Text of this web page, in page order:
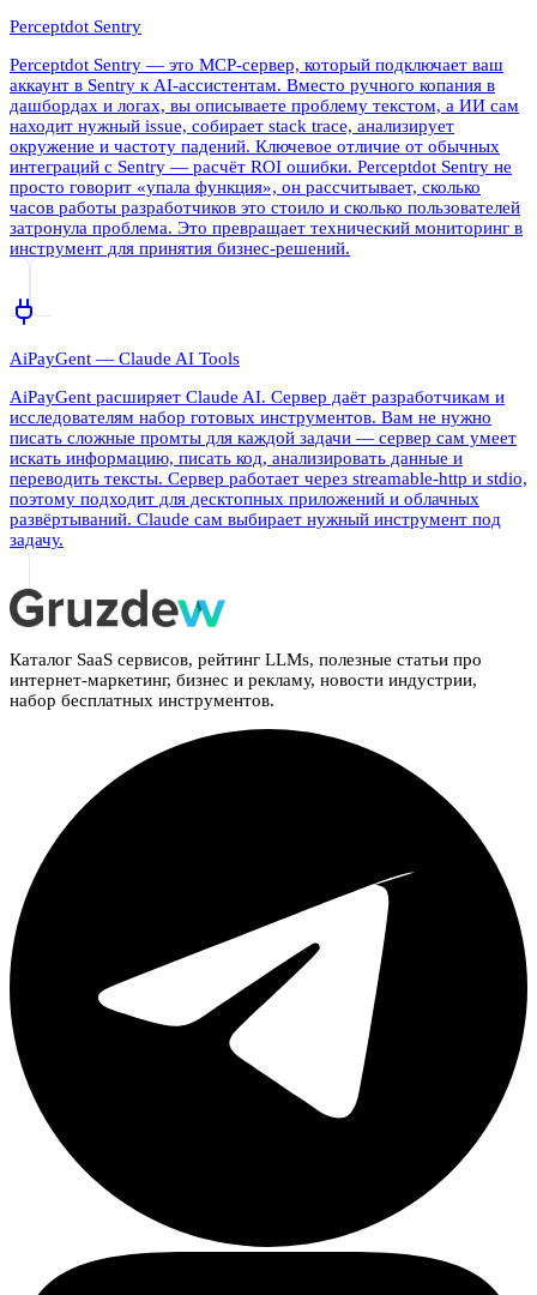
Perceptdot Sentry
Perceptdot Sentry — это MCP-сервер, который подключает ваш
аккаунт в Sentry к AI-ассистентам. Вместо ручного копания в
дашбордах и логах, вы описываете проблему текстом, а ИИ сам
находит нужный issue, собирает stack trace, анализирует
окружение и частоту падений. Ключевое отличие от обычных
интеграций с Sentry — расчёт ROI ошибки. Perceptdot Sentry не
просто говорит «упала функция», он рассчитывает, сколько
часов работы разработчиков это стоило и сколько пользователей
затронула проблема. Это превращает технический мониторинг в
инструмент для принятия бизнес-решений.
AiPayGent — Claude AI Tools
AiPayGent расширяет Claude AI. Сервер даёт разработчикам и
исследователям набор готовых инструментов. Вам не нужно
писать сложные промты для каждой задачи — сервер сам умеет
искать информацию, писать код, анализировать данные и
переводить тексты. Сервер работает через streamable-http и stdio,
поэтому подходит для десктопных приложений и облачных
развёртываний. Claude сам выбирает нужный инструмент под
задачу.
Каталог SaaS сервисов, рейтинг LLMs, полезные статьи про
интернет-маркетинг, бизнес и рекламу, новости индустрии,
набор бесплатных инструментов.